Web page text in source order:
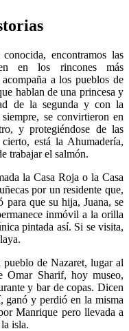
encontramos las
en los rincones más
a los pueblos de
hablan de una princesa y
de la segunda y con la
se convirtieron en
y protegiéndose de las
está la Ahumadería,
trabajar el salmón.
la Casa Roja o la Casa
por un residente que,
para que su hija, Juana, se
inmóvil a la orilla
pintada así. Si se visita,
de Nazaret, lugar al
Omar Sharif, hoy museo,
y bar de copas. Dicen
ganó y perdió en la misma
Manrique pero llevada a
isla.